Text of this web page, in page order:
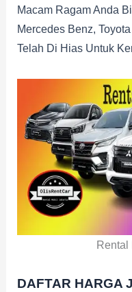
Macam Ragam Anda
Mercedes Benz,
Telah Di Hias Untuk
DAFTAR HARGA